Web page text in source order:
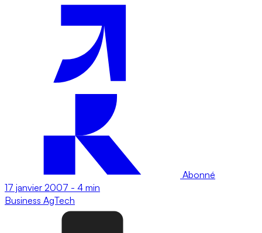
Abonné
17 janvier 2007 - 4 min
Business AgTech